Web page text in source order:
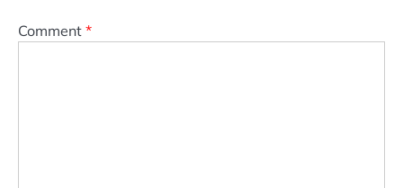
Comment *